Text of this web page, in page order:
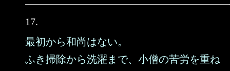
17.
最初から和尚はない。
ふき掃除から洗濯まで、小僧の苦労を重ね